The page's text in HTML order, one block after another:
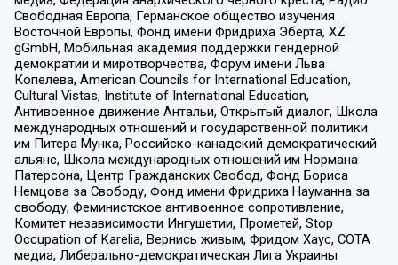
Свободная Европа, Германское общество изучения
Восточной Европы, Фонд имени Фридриха Эберта, XZ
gGmbH, Мобильная академия поддержки гендерной
демократии и миротворчества, Форум имени Льва
Копелева, American Councils for International Education,
Cultural Vistas, Institute of International Education,
Антивоенное движение Антальи, Открытый диалог, Школа
международных отношений и государственной политики
им Питера Мунка, Российско-канадский демократический
альянс, Школа международных отношений им Нормана
Патерсона, Центр Гражданских Свобод, Фонд Бориса
Немцова за Свободу, Фонд имени Фридриха Науманна за
свободу, Феминистское антивоенное сопротивление,
Комитет независимости Ингушетии, Прометей, Stop
Occupation of Karelia, Вернись живым, Фридом Хаус, СОТА
медиа, Либерально-демократическая Лига Украины